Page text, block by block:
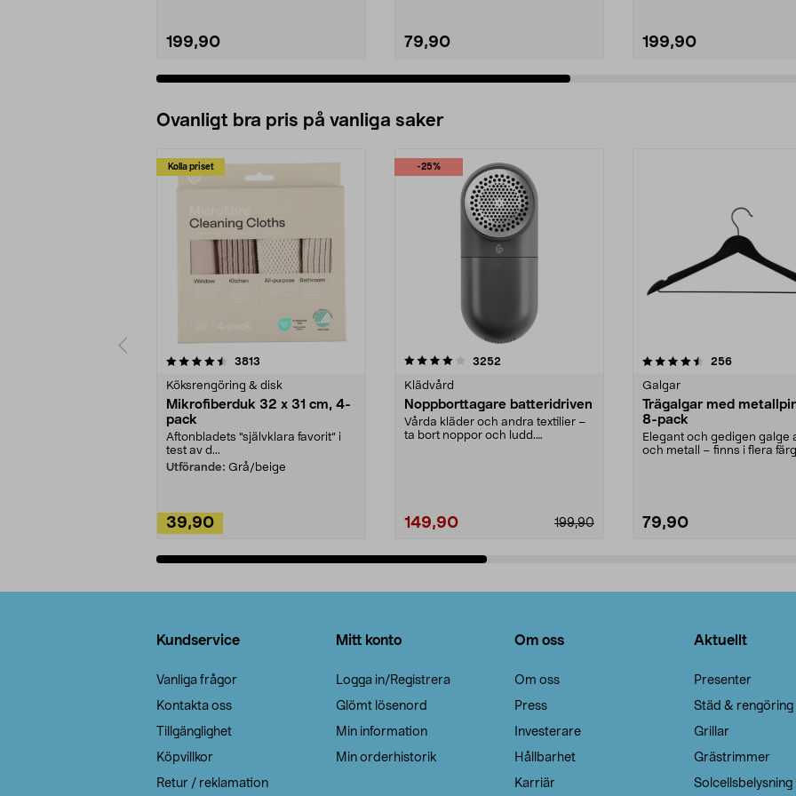
199,90 79,90 199,90
Ovanligt bra pris på vanliga saker
Kolla priset
3813
Köksrengöring & disk
Mikrofiberduk 32 x 31 cm, 4-
pack
Aftonbladets "självklara favorit” i
test av d...
Utförande: Grå/beige
39,90
-25%
4.0av 5 stjärnor 3252
Klädvård
Noppborttagare batteridriven
Vårda kläder och andra textilier –
ta bort noppor och ludd.
199,90
149,90
4.5av 5 stjärnor 256recensioner
Galgar
Trägalgar med
8-pack
Elegant och gedigen galge
och metall – finns i flera
79,90
4.0av 5 stjärnor
Kundservice
Vanliga frågor
Kontakta oss
Tillgänglighet
Köpvillkor
Retur / reklamation
Mitt konto
Logga in/Registrera
Glömt lösenord
Min information
Min orderhistorik
Om oss
Om oss
Press
Investerare
Hållbarhet
Karriär
Aktuellt
Presenter
Städ & rengöring
Grillar
Grästrimmer
Solcellsbelysning